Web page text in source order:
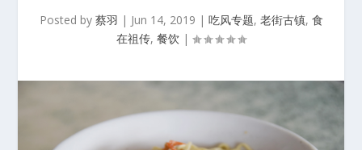
Posted by 蔡羽 | Jun 14, 2019 | 吃风专题, 老街古镇, 食
在祖传, 餐饮 |